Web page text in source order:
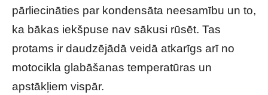
pārliecināties par kondensāta neesamību un to,
ka bākas iekšpuse nav sākusi rūsēt. Tas
protams ir daudzējādā veidā atkarīgs arī no
motocikla glabāšanas temperatūras un
apstākļiem vispār.